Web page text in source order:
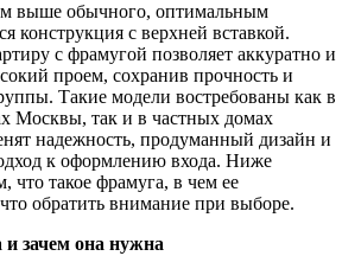
выше обычного, оптимальным
конструкция с верхней вставкой.
с фрамугой позволяет аккуратно и
проем, сохранив прочность и
Такие модели востребованы как в
Москвы, так и в частных домах
надежность, продуманный дизайн и
к оформлению входа. Ниже
что такое фрамуга, в чем ее
обратить внимание при выборе.
зачем она нужна